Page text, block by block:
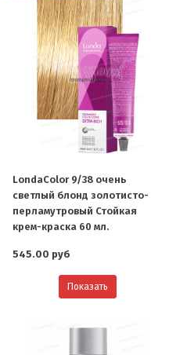
LondaColor 9/38 очень
светлый блонд золотисто-
перламутровый Стойкая
крем-краска 60 мл.
545.00 руб
Показать